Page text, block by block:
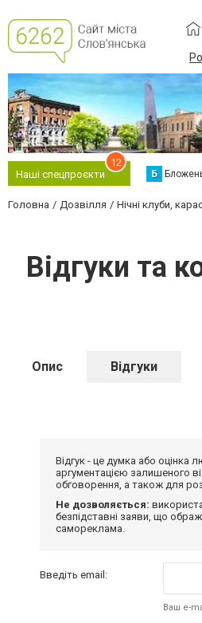
Наші спецпроєкти
12
Б
Головна Дозвілля Нічні клуби,
Відгуки та
Опис Відгуки
Відгук - це думка або
аргументацією залишеного
обговорення, а також для
Не дозволяється:
безпідставні заяви, що
самореклама.
Введіть email:
Ваш e-